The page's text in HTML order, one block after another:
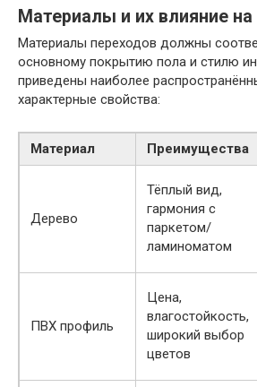
Материалы и их влияние на
Материалы переходов должны
основному покрытию пола и стилю
приведены наиболее
характерные свойства:
Материал Преимущества
Дерево
Тёплый вид,
гармония с
паркетом/
ламиноматом
ПВХ профиль
Цена,
влагостойкость,
широкий выбор
цветов